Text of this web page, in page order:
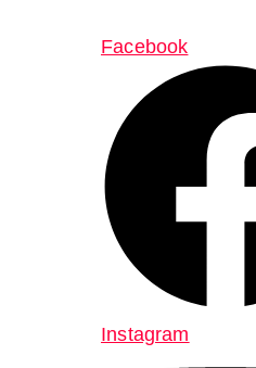
Facebook
Instagram